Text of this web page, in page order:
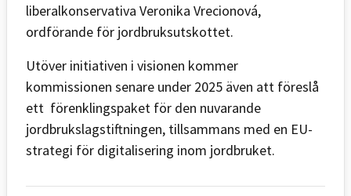
liberalkonservativa Veronika Vrecionová,
ordförande för jordbruksutskottet.
Utöver initiativen i visionen kommer
kommissionen senare under 2025 även att föreslå
ett förenklingspaket för den nuvarande
jordbrukslagstiftningen, tillsammans med en EU-
strategi för digitalisering inom jordbruket.